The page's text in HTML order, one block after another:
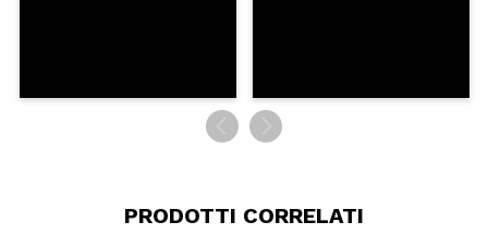
PRODOTTI CORRELATI